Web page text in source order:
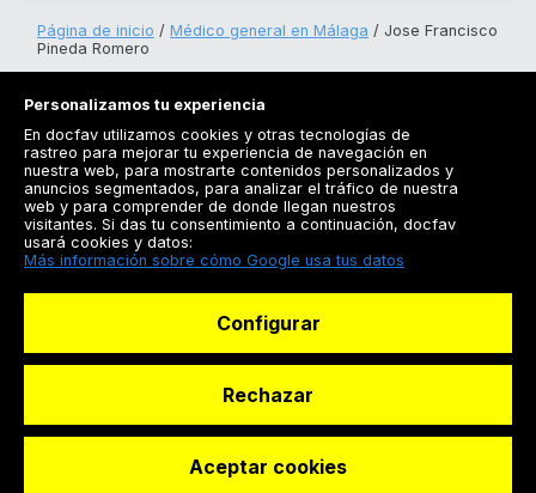
Página de inicio Médico general en Málaga
Jose Francisco
Pineda Romero
Registrarse
Docfav
© Dashboard Technologies S.L
Personalizamos tu experiencia
En docfav utilizamos cookies y otras tecnologías de
rastreo para mejorar tu experiencia de navegación en
nuestra web, para mostrarte contenidos personalizados y
anuncios segmentados, para analizar el tráfico de nuestra
web y para comprender de donde llegan nuestros
visitantes. Si das tu consentimiento a continuación, docfav
usará cookies y datos:
Más información sobre cómo Google usa tus datos
Configurar
Rechazar
Aceptar cookies